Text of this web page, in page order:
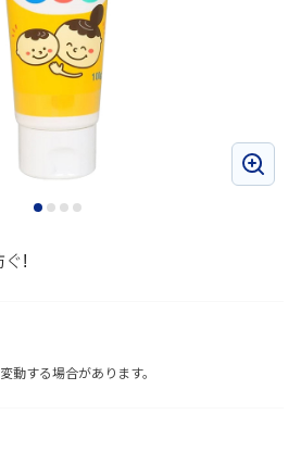
ぐ!
動する場合があります。